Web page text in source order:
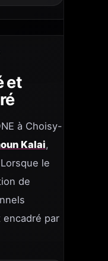
et
à Choisy-
Kalai,
le
de
par